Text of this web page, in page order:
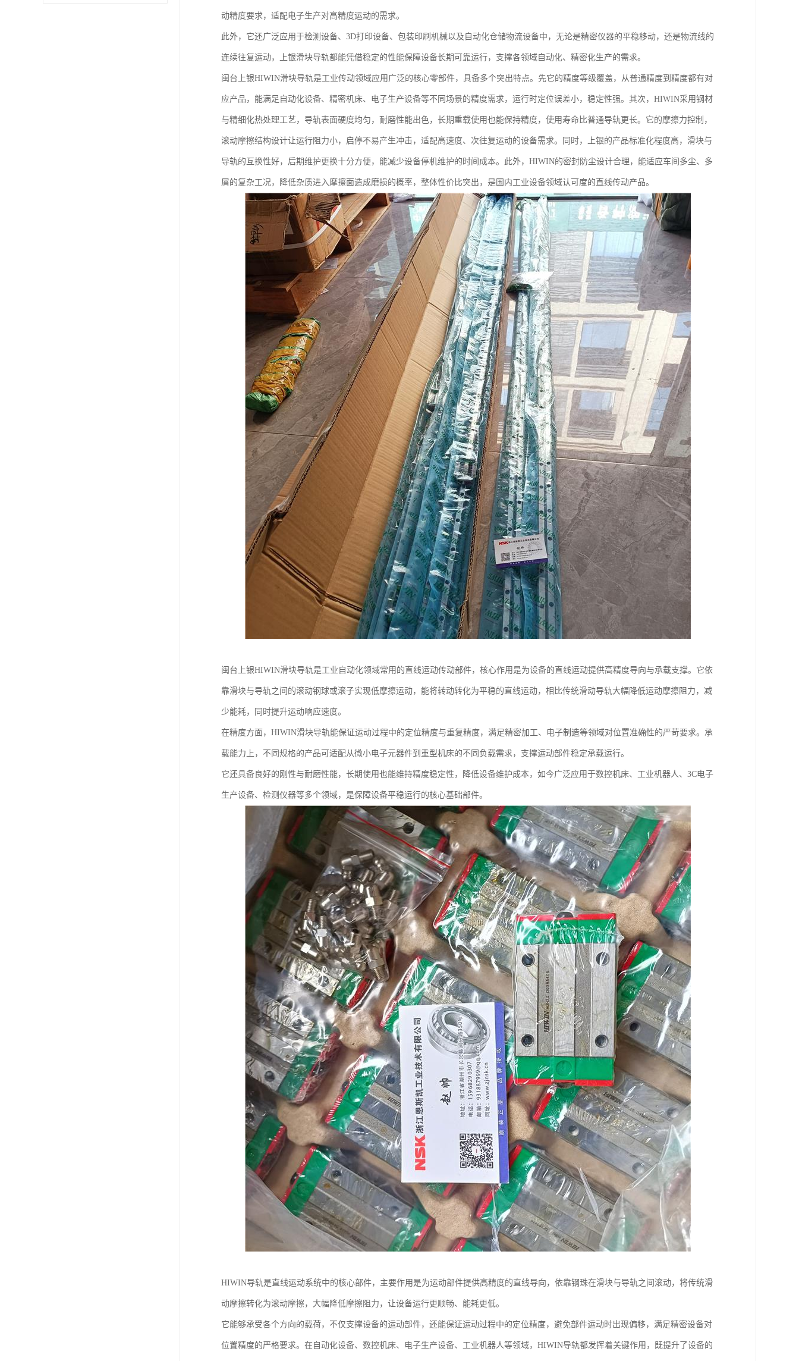
动精度要求，适配电子生产对高精度运动的需求。
此外，它还广泛应用于检测设备、3D打印设备、包装印刷机械以及自动化仓储物流设备中，无论是精密仪器的平稳移动，还是物流线的
连续往复运动，上银滑块导轨都能凭借稳定的性能保障设备长期可靠运行，支撑各领域自动化、精密化生产的需求。
闽台上银HIWIN滑块导轨是工业传动领域应用广泛的核心零部件，具备多个突出特点。先它的精度等级覆盖，从普通精度到精度都有对
应产品，能满足自动化设备、精密机床、电子生产设备等不同场景的精度需求，运行时定位误差小，稳定性强。其次，HIWIN采用钢材
与精细化热处理工艺，导轨表面硬度均匀，耐磨性能出色，长期重载使用也能保持精度，使用寿命比普通导轨更长。它的摩擦力控制，
滚动摩擦结构设计让运行阻力小，启停不易产生冲击，适配高速度、次往复运动的设备需求。同时，上银的产品标准化程度高，滑块与
导轨的互换性好，后期维护更换十分方便，能减少设备停机维护的时间成本。此外，HIWIN的密封防尘设计合理，能适应车间多尘、多
屑的复杂工况，降低杂质进入摩擦面造成磨损的概率，整体性价比突出，是国内工业设备领域认可度的直线传动产品。
闽台上银HIWIN滑块导轨是工业自动化领域常用的直线运动传动部件，核心作用是为设备的直线运动提供高精度导向与承载支撑。它依
靠滑块与导轨之间的滚动钢球或滚子实现低摩擦运动，能将转动转化为平稳的直线运动，相比传统滑动导轨大幅降低运动摩擦阻力，减
少能耗，同时提升运动响应速度。
在精度方面，HIWIN滑块导轨能保证运动过程中的定位精度与重复精度，满足精密加工、电子制造等领域对位置准确性的严苛要求。承
载能力上，不同规格的产品可适配从微小电子元器件到重型机床的不同负载需求，支撑运动部件稳定承载运行。
它还具备良好的刚性与耐磨性能，长期使用也能维持精度稳定性，降低设备维护成本，如今广泛应用于数控机床、工业机器人、3C电子
生产设备、检测仪器等多个领域，是保障设备平稳运行的核心基础部件。
HIWIN导轨是直线运动系统中的核心部件，主要作用是为运动部件提供高精度的直线导向，依靠钢珠在滑块与导轨之间滚动，将传统滑
动摩擦转化为滚动摩擦，大幅降低摩擦阻力，让设备运行更顺畅、能耗更低。
它能够承受各个方向的载荷，不仅支撑设备的运动部件，还能保证运动过程中的定位精度，避免部件运动时出现偏移，满足精密设备对
位置精度的严格要求。在自动化设备、数控机床、电子生产设备、工业机器人等领域，HIWIN导轨都发挥着关键作用，既提升了设备的